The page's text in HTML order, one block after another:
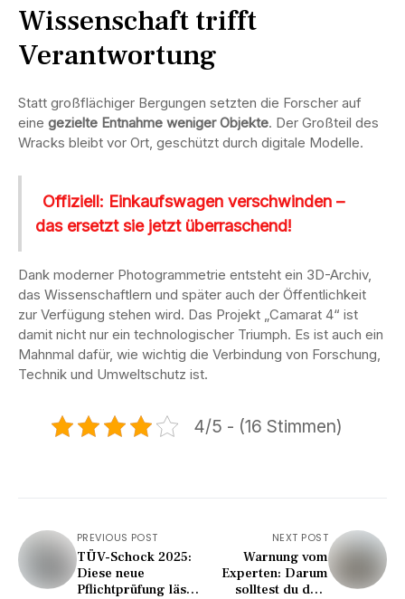
Wissenschaft trifft
Verantwortung
Statt großflächiger Bergungen setzten die Forscher auf
eine gezielte Entnahme weniger Objekte. Der Großteil des
Wracks bleibt vor Ort, geschützt durch digitale Modelle.
Offiziell: Einkaufswagen verschwinden –
das ersetzt sie jetzt überraschend!
Dank moderner Photogrammetrie entsteht ein 3D-Archiv,
das Wissenschaftlern und später auch der Öffentlichkeit
zur Verfügung stehen wird. Das Projekt „Camarat 4“ ist
damit nicht nur ein technologischer Triumph. Es ist auch ein
Mahnmal dafür, wie wichtig die Verbindung von Forschung,
Technik und Umweltschutz ist.
4/5 - (16 Stimmen)
PREVIOUS POST
TÜV-Schock 2025:
Diese neue
Pflichtprüfung lässt
NEXT POST
Warnung vom
Experten: Darum
solltest du dein